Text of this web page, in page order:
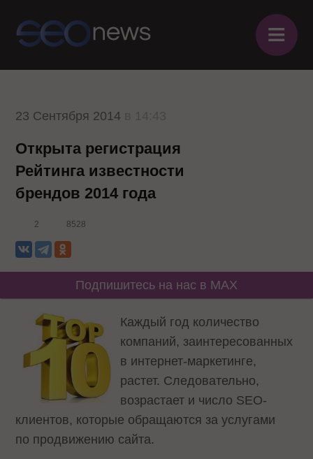
≡
23 Сентября 2014
Открыта регистрация
Рейтинга известности
брендов 2014 года
2 8528
Подпишитесь на нас в MAX
Каждый год количество
компаний, заинтересованных
в интернет-маркетинге,
растет. Следовательно,
возрастает и число SEO-
клиентов, которые обращаются за услугами
по продвижению сайта.